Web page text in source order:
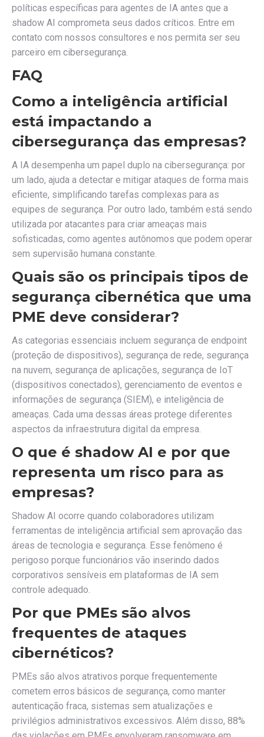
políticas específicas para agentes de IA antes que a
shadow AI comprometa seus dados críticos. Entre em
contato com nossos consultores e nos permita ser seu
parceiro em cibersegurança.
FAQ
Como a inteligência artificial
está impactando a
cibersegurança das empresas?
A IA desempenha um papel duplo na cibersegurança: por
um lado, ajuda a detectar e mitigar ataques de forma mais
eficiente, simplificando tarefas complexas para as
equipes de segurança. Por outro lado, também está sendo
utilizada por atacantes para criar ameaças mais
sofisticadas, como agentes autônomos que podem operar
sem supervisão humana constante.
Quais são os principais tipos de
segurança cibernética que uma
PME deve considerar?
As categorias essenciais incluem segurança de endpoint
(proteção de dispositivos), segurança de rede, segurança
na nuvem, segurança de aplicações, segurança de IoT
(dispositivos conectados), gerenciamento de eventos e
informações de segurança (SIEM), e inteligência de
ameaças. Cada uma dessas áreas protege diferentes
aspectos da infraestrutura digital da empresa.
O que é shadow AI e por que
representa um risco para as
empresas?
Shadow AI ocorre quando colaboradores utilizam
ferramentas de inteligência artificial sem aprovação das
áreas de tecnologia e segurança. Esse fenômeno é
perigoso porque funcionários vão inserindo dados
corporativos sensíveis em plataformas de IA sem
controle adequado.
Por que PMEs são alvos
frequentes de ataques
cibernéticos?
PMEs são alvos atrativos porque frequentemente
cometem erros básicos de segurança, como manter
autenticação fraca, sistemas sem atualizações e
privilégios administrativos excessivos. Além disso, 88%